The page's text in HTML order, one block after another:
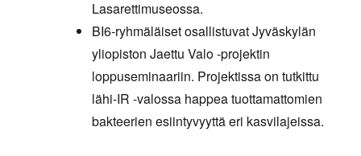
Lasarettimuseossa.
BI6-ryhmäläiset osallistuvat Jyväskylän
yliopiston Jaettu Valo -projektin
loppuseminaariin. Projektissa on tutkittu
lähi-IR -valossa happea tuottamattomien
bakteerien esiintyvyyttä eri kasvilajeissa.